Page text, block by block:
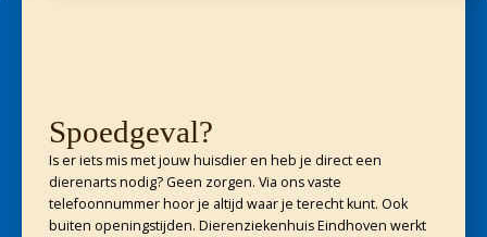
Spoedgeval?
Is er iets mis met jouw huisdier en heb je direct een
dierenarts nodig? Geen zorgen. Via ons vaste
telefoonnummer hoor je altijd waar je terecht kunt. Ook
buiten openingstijden. Dierenziekenhuis Eindhoven werkt